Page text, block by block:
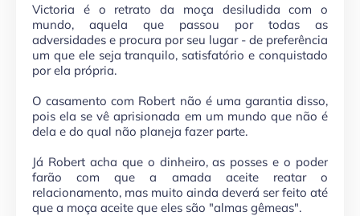
Victoria é o retrato da moça desiludida com o
mundo, aquela que passou por todas as
adversidades e procura por seu lugar - de preferência
um que ele seja tranquilo, satisfatório e conquistado
por ela própria.
O casamento com Robert não é uma garantia disso,
pois ela se vê aprisionada em um mundo que não é
dela e do qual não planeja fazer parte.
Já Robert acha que o dinheiro, as posses e o poder
farão com que a amada aceite reatar o
relacionamento, mas muito ainda deverá ser feito até
que a moça aceite que eles são "almas gêmeas".